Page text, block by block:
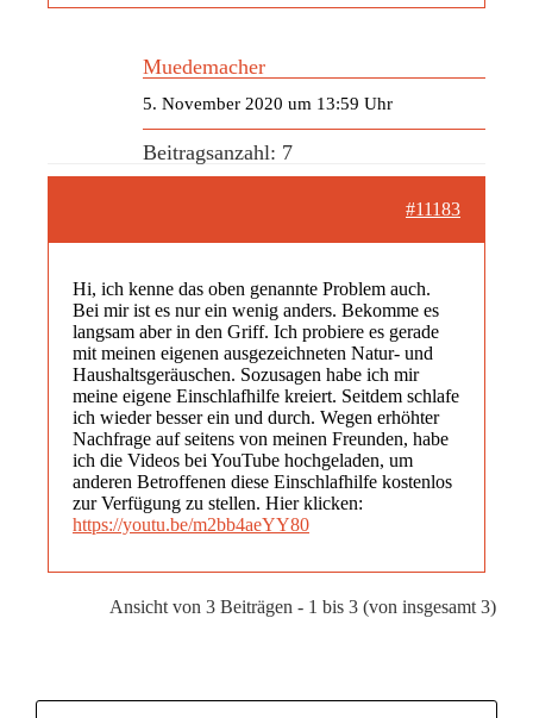
Muedemacher
5. November 2020 um 13:59 Uhr
Beitragsanzahl: 7
#11183
Hi, ich kenne das oben genannte Problem auch.
Bei mir ist es nur ein wenig anders. Bekomme es
langsam aber in den Griff. Ich probiere es gerade
mit meinen eigenen ausgezeichneten Natur- und
Haushaltsgeräuschen. Sozusagen habe ich mir
meine eigene Einschlafhilfe kreiert. Seitdem schlafe
ich wieder besser ein und durch. Wegen erhöhter
Nachfrage auf seitens von meinen Freunden, habe
ich die Videos bei YouTube hochgeladen, um
anderen Betroffenen diese Einschlafhilfe kostenlos
zur Verfügung zu stellen. Hier klicken:
https://youtu.be/m2bb4aeYY80
Ansicht von 3 Beiträgen - 1 bis 3 (von insgesamt 3)